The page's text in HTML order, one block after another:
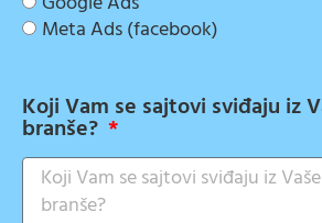
Meta Ads (facebook)
Koji Vam se sajtovi sviđaju iz
branše?